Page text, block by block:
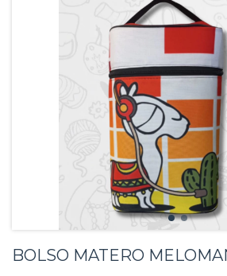
BOLSO MATERO